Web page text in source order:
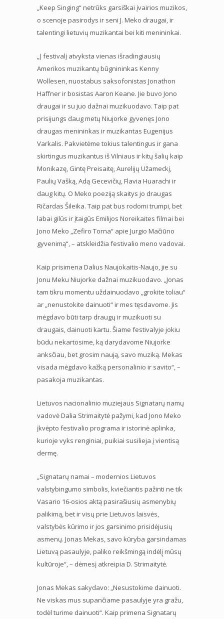
„Keep Singing“ netrūks garsiškai įvairios muzikos,
o scenoje pasirodys ir seni J. Meko draugai, ir
talentingi lietuvių muzikantai bei kiti menininkai.
„Į festivalį atvyksta vienas išradingiausių
Amerikos muzikantų būgnininkas Kenny
Wollesen, nuostabus saksofonistas Jonathon
Haffner ir bosistas Aaron Keane. Jie buvo Jono
draugai ir su juo dažnai muzikuodavo. Taip pat
prisijungs daug metų Niujorke gyvenęs Jono
draugas menininkas ir muzikantas Eugenijus
Varkalis. Pakvietėme tokius talentingus ir gana
skirtingus muzikantus iš Vilniaus ir kitų šalių kaip
Monikazę, Gintę Preisaitę, Aurelijų Užameckį,
Paulių Vašką, Adą Gecevičių, Flavia Huarachi ir
daug kitų. O Meko poeziją skaitys jo draugas
Ričardas Šileika. Taip pat bus rodomi trumpi, bet
labai gilūs ir įtaigūs Emilijos Noreikaites filmai bei
Jono Meko „Zefiro Torna“ apie Jurgio Mačiūno
gyvenimą“, – atskleidžia festivalio meno vadovai.
Kaip prisimena Dalius Naujokaitis-Naujo, jie su
Jonu Meku Niujorke dažnai muzikuodavo. „Jonas
tam tikru momentu uždainuodavo „grokite toliau“
ar „nenustokite dainuoti“ ir mes tęsdavome. Jis
mėgdavo būti tarp draugų ir muzikuoti su
draugais, dainuoti kartu. Šiame festivalyje jokiu
būdu nekartosime, ką darydavome Niujorke
anksčiau, bet grosim naują, savo muziką. Mekas
visada mėgdavo kažką personalinio ir savito“, –
pasakoja muzikantas.
Lietuvos nacionalinio muziejaus Signatarų namų
vadovė Dalia Strimaitytė pažymi, kad Jono Meko
įkvėpto festivalio programa ir istorinė aplinka,
kurioje vyks renginiai, puikiai susilieja į vientisą
dermę.
„Signatarų namai – modernios Lietuvos
valstybingumo simbolis, kviečiantis pažinti ne tik
Vasario 16-osios aktą pasirašiusių asmenybių
palikimą, bet ir visų prie Lietuvos laisvės,
valstybės kūrimo ir jos garsinimo prisidėjusių
asmenų. Jonas Mekas, savo kūryba garsindamas
Lietuvą pasaulyje, paliko reikšmingą indėlį̨ mūsų
kultūroje“, – dėmesį atkreipia D. Strimaitytė.
Jonas Mekas sakydavo: „Nesustokime dainuoti.
Ne viskas mus supančiame pasaulyje yra gražu,
todėl turime dainuoti“. Kaip primena Signatarų